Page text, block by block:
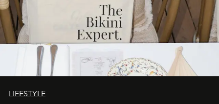
LIFESTYLE